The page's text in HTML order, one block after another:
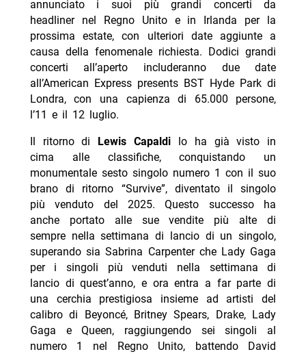
annunciato i suoi più grandi concerti da
headliner nel Regno Unito e in Irlanda per la
prossima estate, con ulteriori date aggiunte a
causa della fenomenale richiesta. Dodici grandi
concerti all’aperto includeranno due date
all’American Express presents BST Hyde Park di
Londra, con una capienza di 65.000 persone,
l’11 e il 12 luglio.
Il ritorno di Lewis Capaldi lo ha già visto in
cima alle classifiche, conquistando un
monumentale sesto singolo numero 1 con il suo
brano di ritorno “Survive”, diventato il singolo
più venduto del 2025. Questo successo ha
anche portato alle sue vendite più alte di
sempre nella settimana di lancio di un singolo,
superando sia Sabrina Carpenter che Lady Gaga
per i singoli più venduti nella settimana di
lancio di quest’anno, e ora entra a far parte di
una cerchia prestigiosa insieme ad artisti del
calibro di Beyoncé, Britney Spears, Drake, Lady
Gaga e Queen, raggiungendo sei singoli al
numero 1 nel Regno Unito, battendo David